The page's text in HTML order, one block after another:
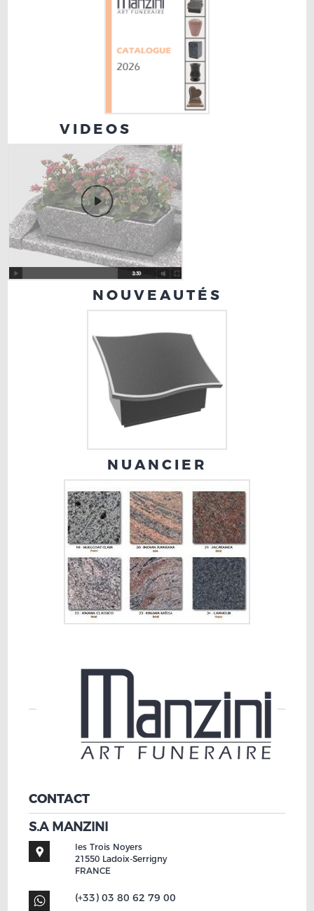
VIDEOS
NOUVEAUTÉS
NUANCIER
CONTACT
S.A MANZINI
les Trois Noyers
21550 Ladoix-Serrigny
FRANCE
(+33) 03 80 62 79 00